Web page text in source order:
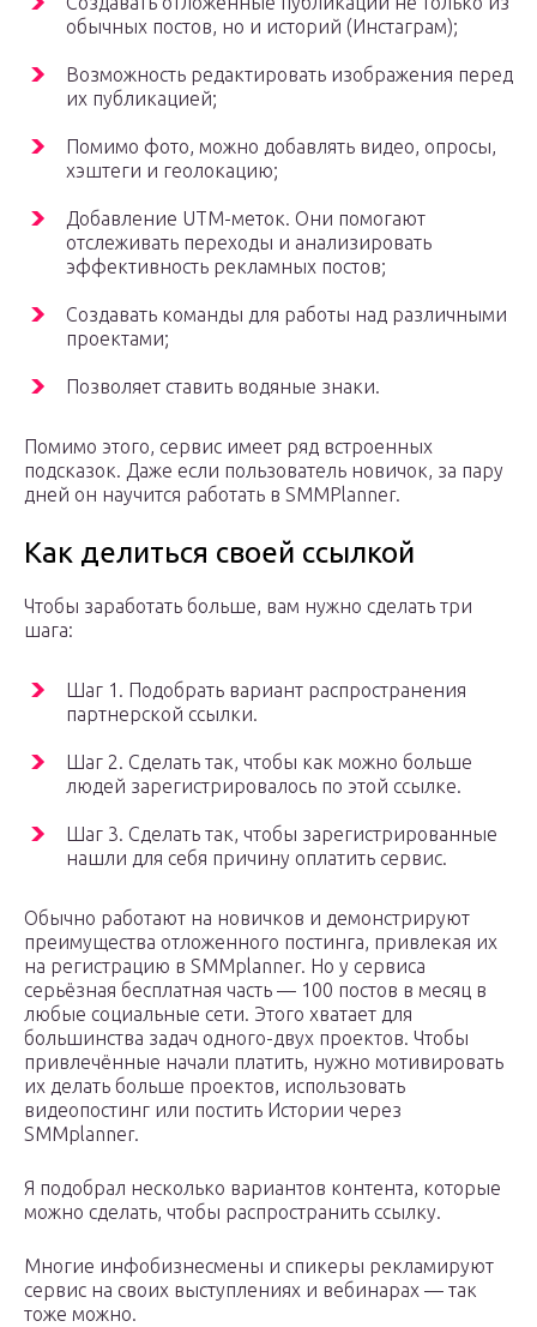
обычных постов, но и историй (Инстаграм);
Возможность редактировать изображения перед
их публикацией;
Помимо фото, можно добавлять видео, опросы,
хэштеги и геолокацию;
Добавление UTM-меток. Они помогают
отслеживать переходы и анализировать
эффективность рекламных постов;
Создавать команды для работы над различными
проектами;
Позволяет ставить водяные знаки.
Помимо этого, сервис имеет ряд встроенных
подсказок. Даже если пользователь новичок, за пару
дней он научится работать в SMMPlanner.
Как делиться своей ссылкой
Чтобы заработать больше, вам нужно сделать три
шага:
Шаг 1. Подобрать вариант распространения
партнерской ссылки.
Шаг 2. Сделать так, чтобы как можно больше
людей зарегистрировалось по этой ссылке.
Шаг 3. Сделать так, чтобы зарегистрированные
нашли для себя причину оплатить сервис.
Обычно работают на новичков и демонстрируют
преимущества отложенного постинга, привлекая их
на регистрацию в SMMplanner. Но у сервиса
серьёзная бесплатная часть — 100 постов в месяц в
любые социальные сети. Этого хватает для
большинства задач одного-двух проектов. Чтобы
привлечённые начали платить, нужно мотивировать
их делать больше проектов, использовать
видеопостинг или постить Истории через
SMMplanner.
Я подобрал несколько вариантов контента, которые
можно сделать, чтобы распространить ссылку.
Многие инфобизнесмены и спикеры рекламируют
сервис на своих выступлениях и вебинарах — так
тоже можно.